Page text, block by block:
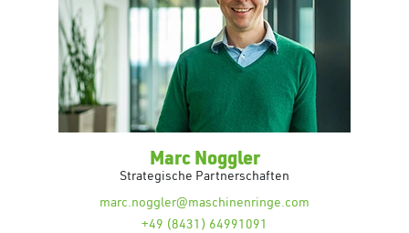
Marc Noggler
Strategische Partnerschaften
marc.noggler@maschinenringe.com
+49 (8431) 64991091